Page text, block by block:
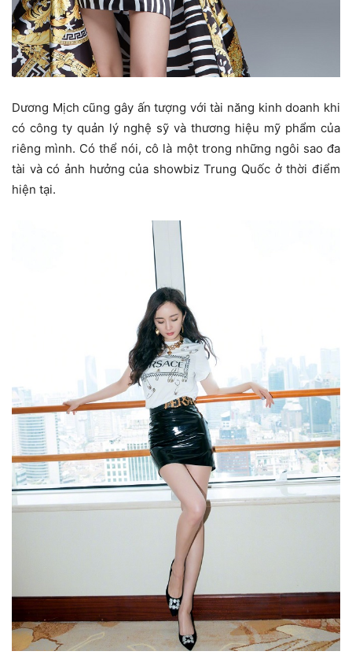
Dương Mịch cũng gây ấn tượng với tài năng kinh doanh khi
có công ty quản lý nghệ sỹ và thương hiệu mỹ phẩm của
riêng mình. Có thể nói, cô là một trong những ngôi sao đa
tài và có ảnh hưởng của showbiz Trung Quốc ở thời điểm
hiện tại.